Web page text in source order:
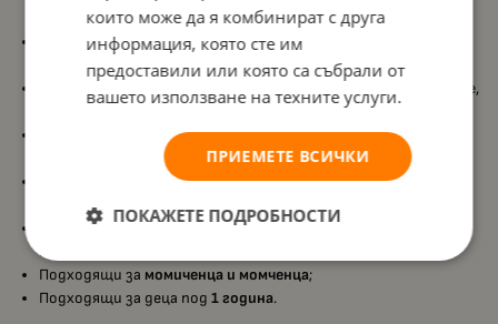
развитие;
Леки и удобни за хващане играчки, съобразени с малките
бебешки ръчички, което улеснява самостоятелната игра;
чрез хващане,
координацията око–ръка, докато бебето
наблюдава и взаимодейства с различните елементи;
въображението и любопитствоточрез
свободна и ненатоварваща игра;
Изработени откачествена и безопасна пластмаса
подходяща за бебета;
Подходящи за момиченца и момченца;
Подходящи за деца под 1 година.
които може да я комбинират с друга
информация, която сте им
предоставили или която са събрали от
вашето използване на техните услуги.
ПРИЕМЕТЕ ВСИЧКИ
ПОКАЖЕТЕ ПОДРОБНОСТИ